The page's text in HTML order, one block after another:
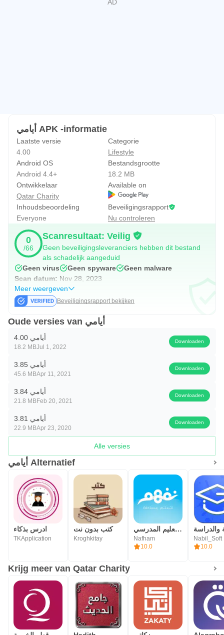
أيامي APK -informatie
Laatste versie
4.00
Categorie
Lifestyle
Android OS
Android 4.4+
Bestandsgrootte
18.2 MB
Ontwikkelaar
Qatar Charity
Available on
Inhoudsbeoordeling
Everyone
Beveiligingsrapport
Nu controleren
0
/66
Scanresultaat: Veilig
Geen beveiligingsleveranciers hebben dit bestand
als schadelijk aangeduid
Geen virus
Geen spyware
Geen malware
Scan datum: Nov 28, 2023
Meer weergeven
Beveiligingsrapport bekijken
Oude versies van أيامي
أيامي 4.00
18.2 MBJul 1, 2022
Downloaden
أيامي 3.85
45.6 MBApr 11, 2021
Downloaden
أيامي 3.84
21.8 MBFeb 20, 2021
Downloaden
أيامي 3.81
22.9 MBApr 23, 2020
Downloaden
Alle versies
أيامي Alternatief
ادرس بذكاء
TKApplication
كتب بدون نت
Kroghkitay
نفهم - مناهج التعليم المدرسي
Nafham
10.0
Nabil_Soft
10.0
Krijg meer van Qatar Charity